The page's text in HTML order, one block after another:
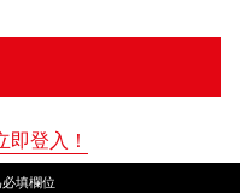
填欄位
即登入！